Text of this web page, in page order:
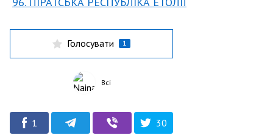
Голосувати 1
Всі
1 30